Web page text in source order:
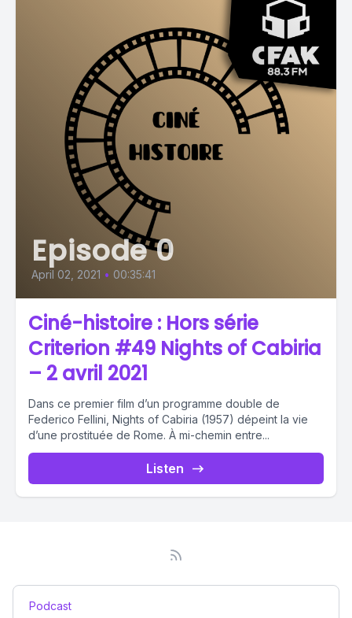
Episode 0
April 02, 2021 • 00:35:41
Ciné-histoire : Hors série
Criterion #49 Nights of Cabiria
– 2 avril 2021
Dans ce premier film d’un programme double de
Federico Fellini, Nights of Cabiria (1957) dépeint la vie
d’une prostituée de Rome. À mi-chemin entre...
Listen
Podcast